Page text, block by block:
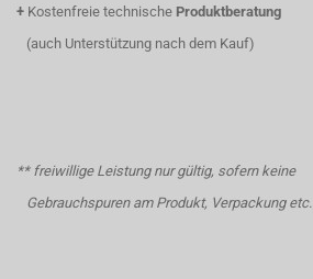
+ Kostenfreie technische Produktberatung
(auch Unterstützung nach dem Kauf)
** freiwillige Leistung nur gültig, sofern keine
Gebrauchspuren am Produkt, Verpackung etc.